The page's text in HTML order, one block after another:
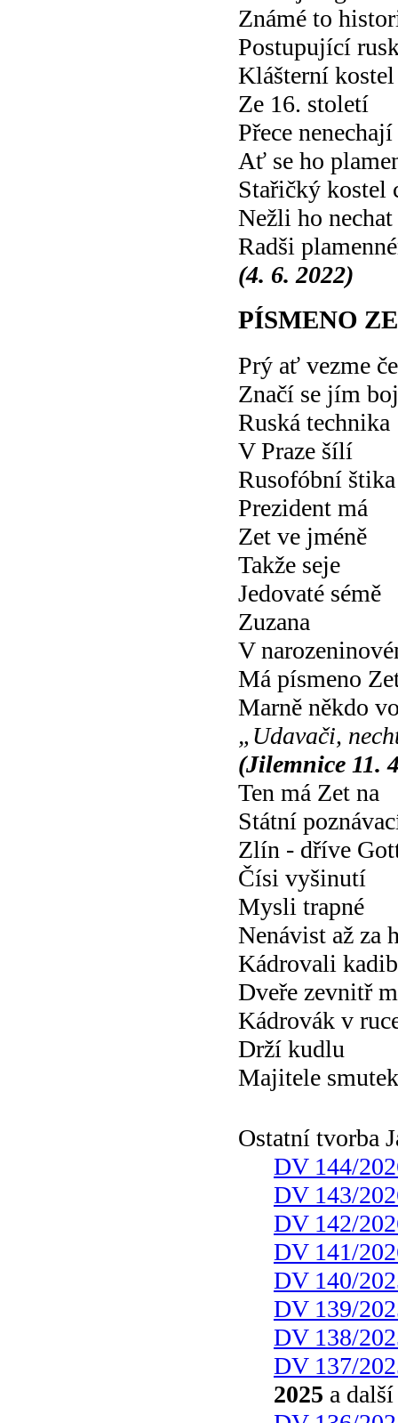
Známé to
Postupující
Klášterní kostel
Ze 16. století
Přece nenechají
Ať se ho
Stařičký kostel
Nežli ho
Radši
(4. 6. 2022)
PÍSMENO
Prý ať vezme
Značí se jím
Ruská technika
V Praze šílí
Rusofóbní štika
Prezident má
Zet ve jméně
Takže seje
Jedovaté sémě
Zuzana
V
Má písmeno
Marně někdo
„Udavači,
(Jilemnice 11.
Ten má Zet na
Státní
Zlín - dříve
Čísi vyšinutí
Mysli trapné
Nenávist až za
Kádrovali
Dveře zevnitř
Kádrovák v
Drží kudlu
Majitele smutek
Ostatní tvorba
DV 144/
DV 143/
DV 142/
DV 141/
DV 140/
DV 139/
DV 138/
DV 137/
2025 a další